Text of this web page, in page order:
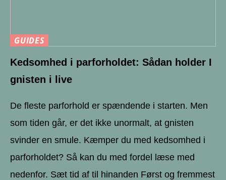
GUIDES
Kedsomhed i parforholdet: Sådan holder I
gnisten i live
De fleste parforhold er spændende i starten. Men
som tiden går, er det ikke unormalt, at gnisten
svinder en smule. Kæmper du med kedsomhed i
parforholdet? Så kan du med fordel læse med
nedenfor. Sæt tid af til hinanden Først og fremmest